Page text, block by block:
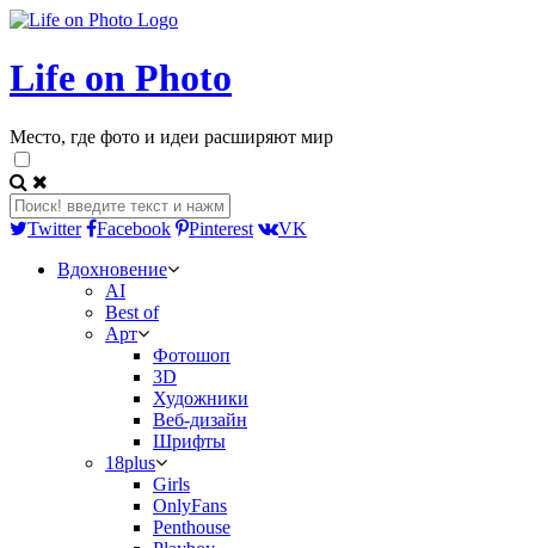
Life on Photo
Место, где фото и идеи расширяют мир
Twitter Facebook Pinterest
VK
Вдохновение
AI
Best of
Арт
Фотошоп
3D
Художники
Веб-дизайн
Шрифты
18plus
Girls
OnlyFans
Penthouse